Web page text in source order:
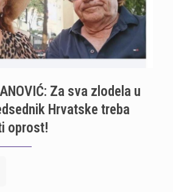
Za sva zlodela u
Hrvatske treba
oprost!